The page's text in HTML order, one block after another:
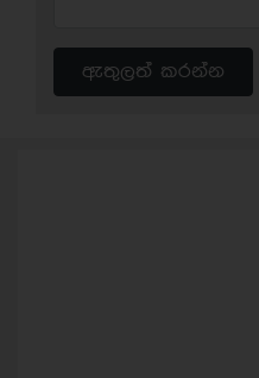
ඇතුලත් කරන්න